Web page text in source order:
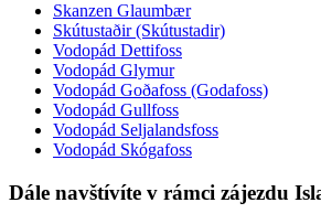
Skanzen Glaumbær
Skútustaðir (Skútustadir)
Vodopád Dettifoss
Vodopád Glymur
Vodopád Goðafoss (Godafoss)
Vodopád Gullfoss
Vodopád Seljalandsfoss
Vodopád Skógafoss
Dále navštívíte v rámci zájezdu